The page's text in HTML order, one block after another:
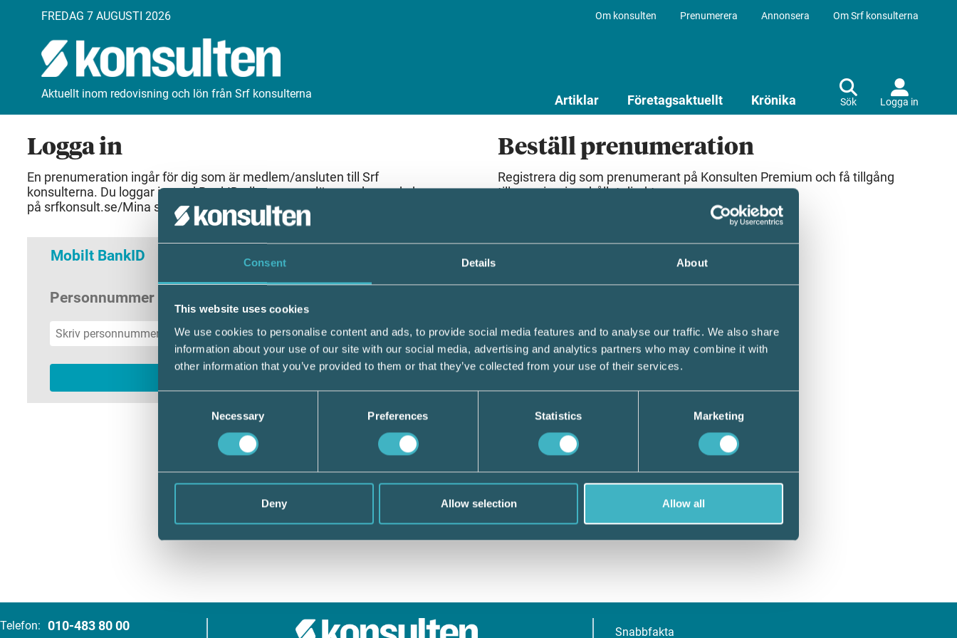
Consent Details About
This website uses cookies
We use cookies to personalise content and ads, to provide social media features and to analyse our traffic. We also share
information about your use of our site with our social media, advertising and analytics partners who may combine it with
other information that you’ve provided to them or that they’ve collected from your use of their services.
Necessary Preferences Statistics Marketing
Deny Allow selection Allow all
FREDAG 7 AUGUSTI 2026 Om konsulten Prenumerera Annonsera Om Srf konsulterna
Aktuellt inom redovisning och lön från Srf konsulterna Artiklar Företagsaktuellt Krönika Sök Logga in
Logga in
En prenumeration ingår för dig som är medlem/ansluten till Srf
konsulterna. Du loggar in med BankID eller samma lösenord som du har
på srfkonsult.se/Mina sidor
Mobilt BankID Lösenord
Personnummer
Beställ prenumeration
Registrera dig som prenumerant på Konsulten Premium och få tillgång
till premiuminnehållet direkt.
Telefon: 010-483 80 00 Snabbfakta